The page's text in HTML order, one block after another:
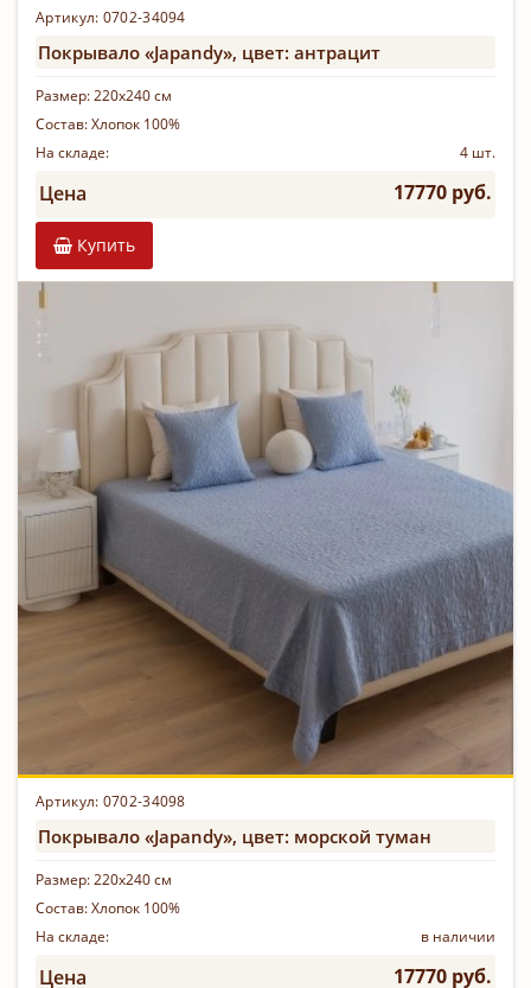
Артикул: 0702-34094
Покрывало «Japandy», цвет: антрацит
Размер:220х240 см
Состав:Хлопок 100%
На складе:
4 шт.
Цена 17770 руб.
Купить
Артикул: 0702-34098
Покрывало «Japandy», цвет: морской туман
Размер:220х240 см
Состав:Хлопок 100%
На складе:
в наличии
Цена 17770 руб.